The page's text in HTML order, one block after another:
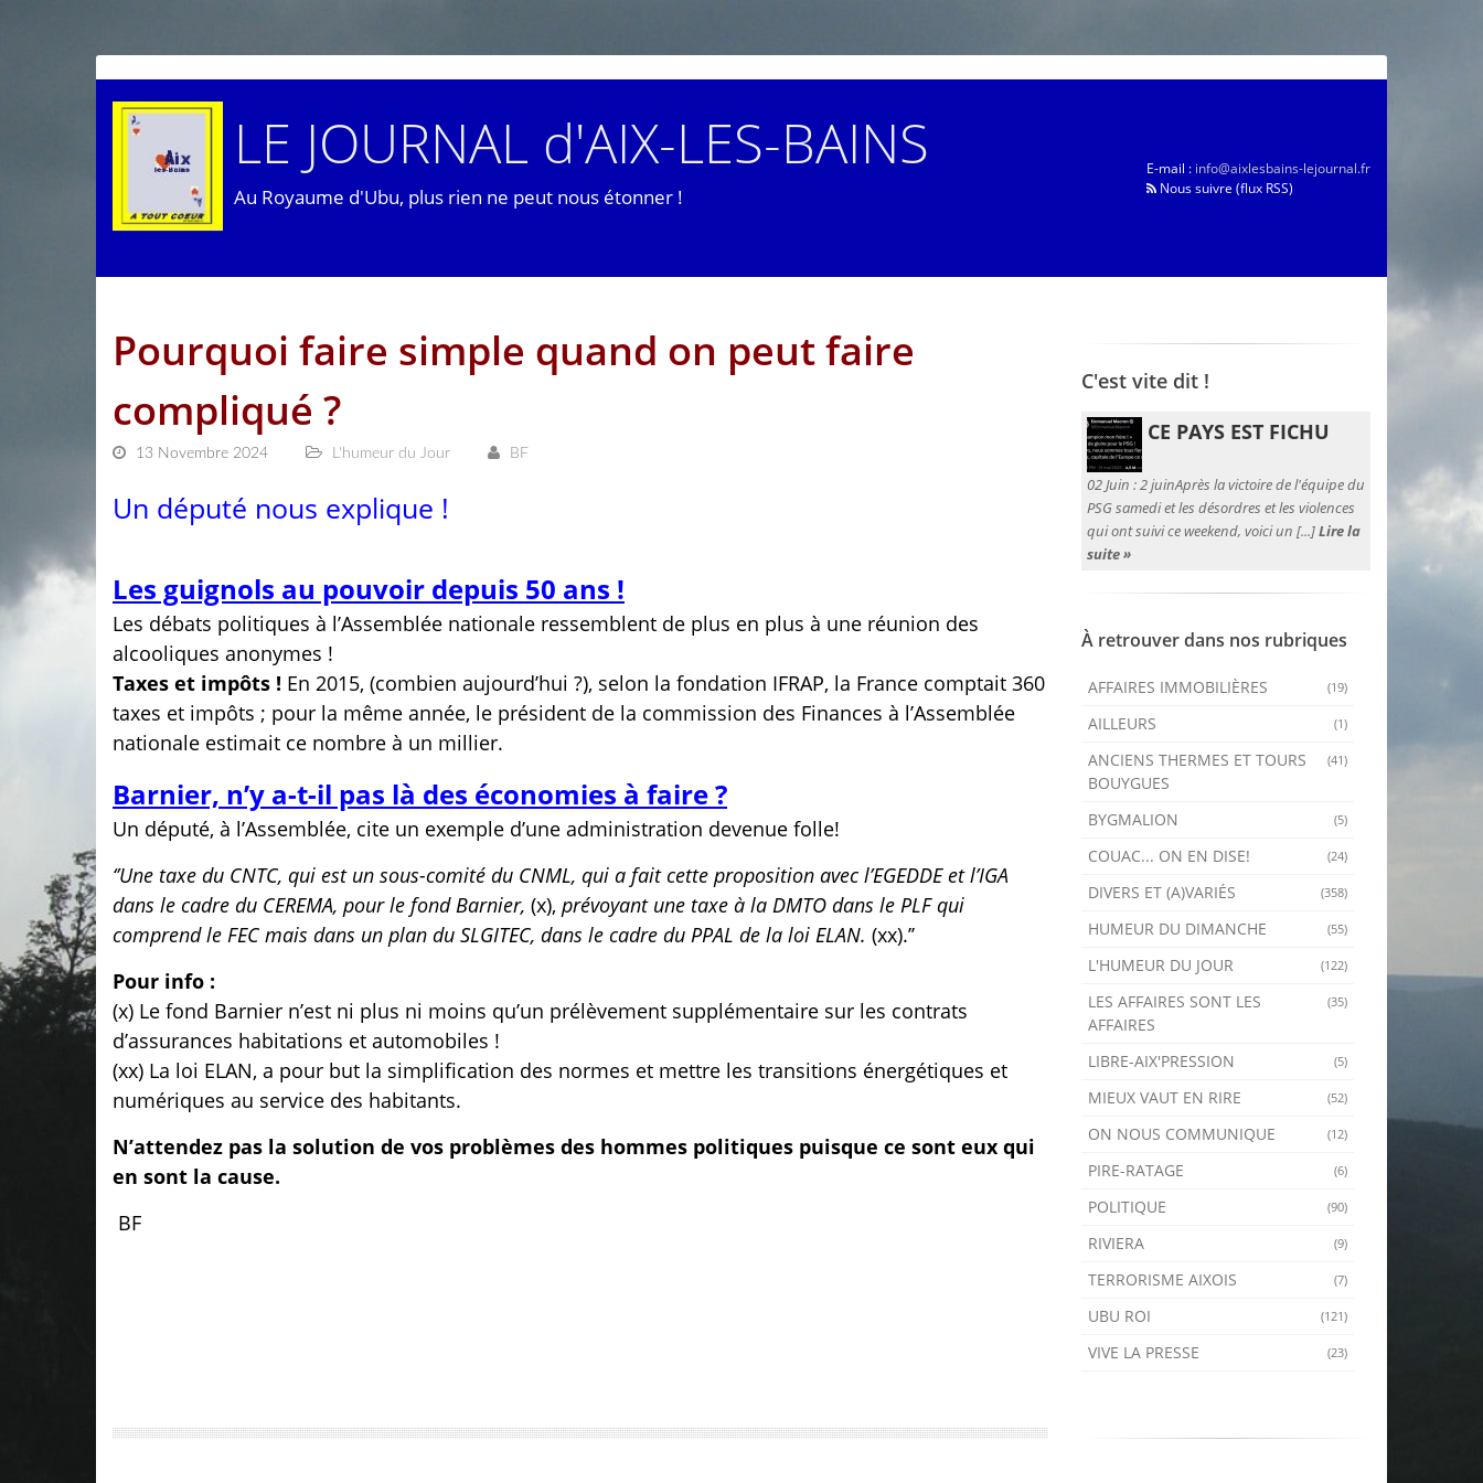
LE JOURNAL d'AIX-LES-BAINS
Au Royaume d'Ubu, plus rien ne peut nous étonner !
E-mail : info@aixlesbains-lejournal.fr
Nous suivre (flux RSS)
Pourquoi faire simple quand on peut faire
compliqué ?
13 Novembre 2024 L'humeur du Jour BF
Un député nous explique !
Les guignols au pouvoir depuis 50 ans !
Les débats politiques à l’Assemblée nationale ressemblent de plus en plus à une réunion des
alcooliques anonymes !
Taxes et impôts ! En 2015, (combien aujourd’hui ?), selon la fondation IFRAP, la France comptait 360
taxes et impôts ; pour la même année, le président de la commission des Finances à l’Assemblée
nationale estimait ce nombre à un millier.
Barnier, n’y a-t-il pas là des économies à faire ?
Un député, à l’Assemblée, cite un exemple d’une administration devenue folle!
‘’Une taxe du CNTC, qui est un sous-comité du CNML, qui a fait cette proposition avec l’EGEDDE et l’IGA
dans le cadre du CEREMA, pour le fond Barnier, (x), prévoyant une taxe à la DMTO dans le PLF qui
comprend le FEC mais dans un plan du SLGITEC, dans le cadre du PPAL de la loi ELAN. (xx).’’
Pour info :
(x) Le fond Barnier n’est ni plus ni moins qu’un prélèvement supplémentaire sur les contrats
d’assurances habitations et automobiles !
(xx) La loi ELAN, a pour but la simplification des normes et mettre les transitions énergétiques et
numériques au service des habitants.
N’attendez pas la solution de vos problèmes des hommes politiques puisque ce sont eux qui
en sont la cause.
BF
C'est vite dit !
CE PAYS EST FICHU
02 Juin :2 juinAprès la victoire de l'équipe du
PSG samedi et les désordres et les violences
qui ont suivi ce weekend, voici un [...]Lire la
suite »
À retrouver dans nos rubriques
(19)
AFFAIRES IMMOBILIÈRES
(1)
AILLEURS
(41)
ANCIENS THERMES ET TOURS
BOUYGUES
(5)
BYGMALION
(24)
COUAC... ON EN DISE!
(358)
DIVERS ET (A)VARIÉS
(55)
HUMEUR DU DIMANCHE
(122)
L'HUMEUR DU JOUR
(35)
LES AFFAIRES SONT LES
AFFAIRES
(5)
LIBRE-AIX'PRESSION
(52)
MIEUX VAUT EN RIRE
(12)
ON NOUS COMMUNIQUE
(6)
PIRE-RATAGE
(90)
POLITIQUE
(9)
RIVIERA
(7)
TERRORISME AIXOIS
(121)
UBU ROI
(23)
VIVE LA PRESSE